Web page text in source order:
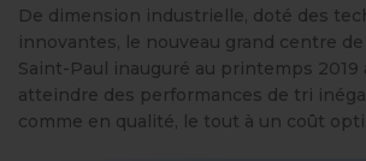
De dimension industrielle, doté des
innovantes, le nouveau grand centre
Saint-Paul inauguré au printemps 2019
atteindre des performances de tri
comme en qualité, le tout à un coût